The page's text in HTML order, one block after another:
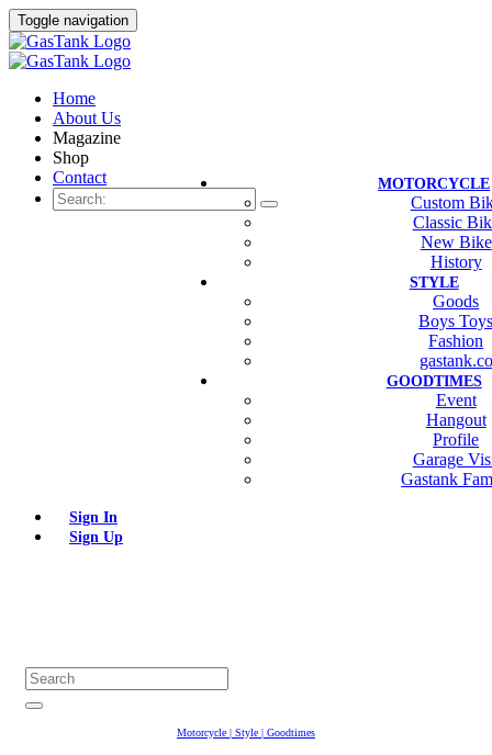
Toggle navigation
Home
About Us
Magazine
Shop
Contact
MOTORCYCLE
Custom
Classic
New Bike
History
STYLE
Goods
Boys
Fashion
gastank.co
GOODTIMES
Event
Hangout
Profile
Garage
Gastank
Sign In
Sign Up
Motorcycle | Style | Goodtimes